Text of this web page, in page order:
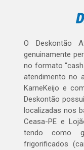
O Deskontão
genuinamente
no formato
atendimento no
KarneKeijo e
Deskontão
localizadas nos
Ceasa-PE e
tendo como
frigorificados